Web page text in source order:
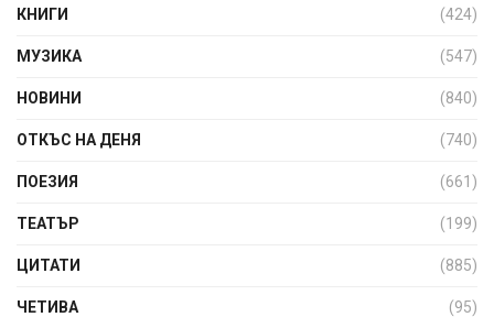
КНИГИ (424)
МУЗИКА (547)
НОВИНИ (840)
ОТКЪС НА ДЕНЯ (740)
ПОЕЗИЯ (661)
ТЕАТЪР (199)
ЦИТАТИ (885)
ЧЕТИВА (95)